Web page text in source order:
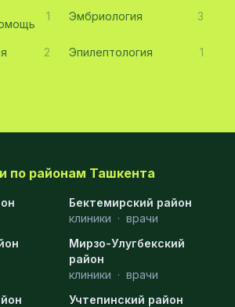
1 Эмбриология 3
2 Эпилептология 1
по районам Ташкента
Бектемирский район
клиники · врачи
Мирзо-Улугбекский
район
клиники · врачи
Учтепинский район